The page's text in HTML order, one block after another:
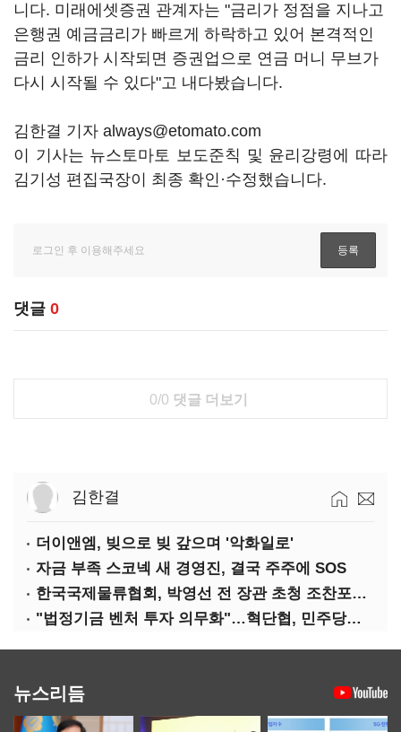
니다. 미래에셋증권 관계자는 "금리가 정점을 지나고
은행권 예금금리가 빠르게 하락하고 있어 본격적인
금리 인하가 시작되면 증권업으로 연금 머니 무브가
다시 시작될 수 있다"고 내다봤습니다.
김한결 기자 always@etomato.com
이 기사는 뉴스토마토 보도준칙 및 윤리강령에 따라
김기성 편집국장이 최종 확인·수정했습니다.
댓글 0
0/0 댓글 더보기
김한결
더이앤엠, 빚으로 빚 갚으며 '악화일로'
자금 부족 스코넥 새 경영진, 결국 주주에 SOS
한국국제물류협회, 박영선 전 장관 초청 조찬포럼 개최
"법정기금 벤처 투자 의무화"…혁단협, 민주당과 정책협약식 개최
뉴스리듬